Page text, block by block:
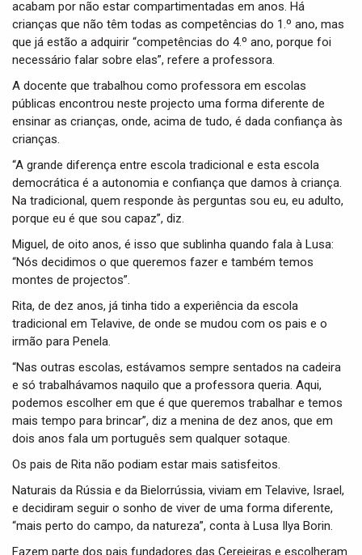
acabam por não estar compartimentadas em anos. Há
crianças que não têm todas as competências do 1.º ano, mas
que já estão a adquirir “competências do 4.º ano, porque foi
necessário falar sobre elas”, refere a professora.
A docente que trabalhou como professora em escolas
públicas encontrou neste projecto uma forma diferente de
ensinar as crianças, onde, acima de tudo, é dada confiança às
crianças.
“A grande diferença entre escola tradicional e esta escola
democrática é a autonomia e confiança que damos à criança.
Na tradicional, quem responde às perguntas sou eu, eu adulto,
porque eu é que sou capaz”, diz.
Miguel, de oito anos, é isso que sublinha quando fala à Lusa:
“Nós decidimos o que queremos fazer e também temos
montes de projectos”.
Rita, de dez anos, já tinha tido a experiência da escola
tradicional em Telavive, de onde se mudou com os pais e o
irmão para Penela.
“Nas outras escolas, estávamos sempre sentados na cadeira
e só trabalhávamos naquilo que a professora queria. Aqui,
podemos escolher em que é que queremos trabalhar e temos
mais tempo para brincar”, diz a menina de dez anos, que em
dois anos fala um português sem qualquer sotaque.
Os pais de Rita não podiam estar mais satisfeitos.
Naturais da Rússia e da Bielorrússia, viviam em Telavive, Israel,
e decidiram seguir o sonho de viver de uma forma diferente,
“mais perto do campo, da natureza”, conta à Lusa Ilya Borin.
Fazem parte dos pais fundadores das Cerejeiras e escolheram